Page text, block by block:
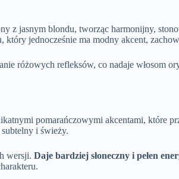
z jasnym blondu, tworząc harmonijny,
jednocześnie ma modny akcent,
różowych refleksów, co nadaje włosom
pomarańczowymi akcentami, które
i świeży.
wersji. Daje bardziej słoneczny i pełen